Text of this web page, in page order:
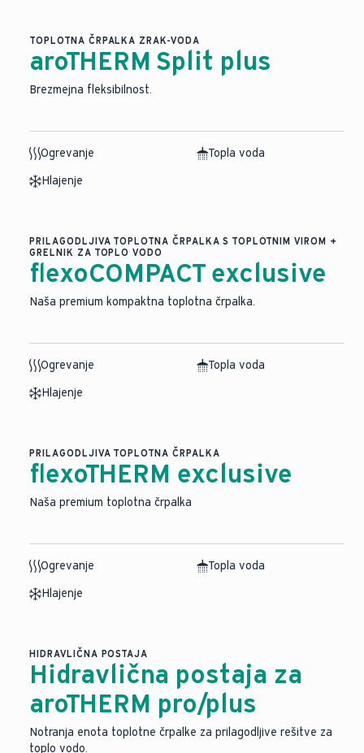
TOPLOTNA ČRPALKA ZRAK-VODA
aroTHERM Split plus
Brezmejna fleksibilnost.
Ogrevanje
Topla voda
Hlajenje
PRILAGODLJIVA TOPLOTNA ČRPALKA S TOPLOTNIM VIROM +
GRELNIK ZA TOPLO VODO
flexoCOMPACT exclusive
Naša premium kompaktna toplotna črpalka.
Ogrevanje
Topla voda
Hlajenje
PRILAGODLJIVA TOPLOTNA ČRPALKA
flexoTHERM exclusive
Naša premium toplotna črpalka
Ogrevanje
Topla voda
Hlajenje
HIDRAVLIČNA POSTAJA
Hidravlična postaja za
aroTHERM pro/plus
Notranja enota toplotne črpalke za prilagodljive rešitve za
toplo vodo.